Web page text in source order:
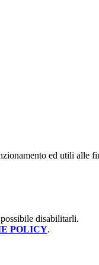
ed utili alle
disabilitarli.
POLICY.